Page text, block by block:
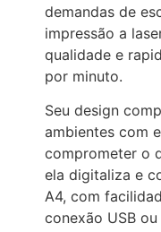
demandas de
impressão a
qualidade e
por minuto.
Seu design
ambientes com
comprometer o
ela digitaliza e
A4, com
conexão USB